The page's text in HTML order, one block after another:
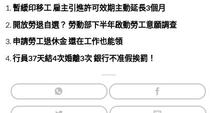
暫緩印移工 雇主引進許可效期主動延長3個月
開放勞退自選？ 勞動部下半年啟動勞工意願調查
申請勞工退休金 還在工作也能領
行員37天結4次婚離3次 銀行不准假挨罰！